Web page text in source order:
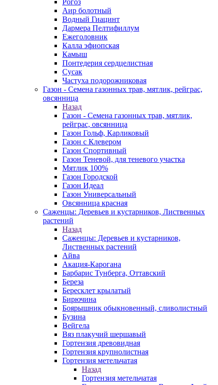
Рогоз
Аир болотный
Водный Гиацинт
Дармера Пелтифиллум
Ежеголовник
Калла эфиопская
Камыш
Понтедерия сердцелистная
Сусак
Частуха подорожниковая
Газон - Семена газонных трав, мятлик, рейграс,
овсянница
Назад
Газон - Семена газонных трав, мятлик,
рейграс, овсянница
Газон Гольф, Карликовый
Газон с Клевером
Газон Спортивный
Газон Теневой, для теневого участка
Мятлик 100%
Газон Городской
Газон Идеал
Газон Универсальный
Овсянница красная
Саженцы: Деревьев и кустарников, Лиственных
растений
Назад
Саженцы: Деревьев и кустарников,
Лиственных растений
Айва
Акация-Карогана
Барбарис Тунберга, Оттавский
Береза
Бересклет крылатый
Бирючина
Боярышник обыкновенный, сливолистный
Бузина
Вейгела
Вяз плакучий шершавый
Гортензия древовидная
Гортензия крупнолистная
Гортензия метельчатая
Назад
Гортензия метельчатая